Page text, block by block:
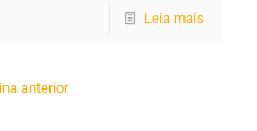
Leia mais
anterior